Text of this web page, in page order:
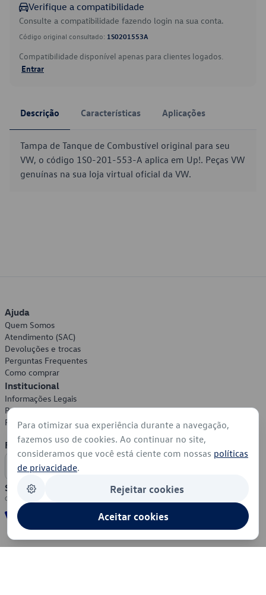
Verifique a compatibilidade
Consulte a compatibilidade fazendo login na sua conta.
Código original consultado: 1S0201553A
Compatibilidade disponível apenas para clientes logados.
Entrar
Descrição Características Aplicações
Tampa de Tanque de Combustível original para seu
VW, o código 1S0-201-553-A aplica em Up!. Peças VW
genuínas na sua loja virtual oficial da VW.
Ajuda
Quem Somos
Atendimento (SAC)
Devoluções e trocas
Perguntas Frequentes
Como comprar
Institucional
Informações Legais
Política de Privacidade
Política de Cookies
Formas de Pagamento
Segurança
Para otimizar sua experiência durante a navegação,
fazemos uso de cookies. Ao continuar no site,
consideramos que você está ciente com nossas políticas
de privacidade.
Rejeitar cookies
Aceitar cookies